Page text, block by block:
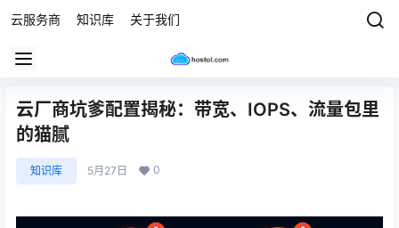
云服务商 知识库 关于我们
云厂商坑爹配置揭秘：带宽、IOPS、流量包里
的猫腻
知识库 5月27日 0